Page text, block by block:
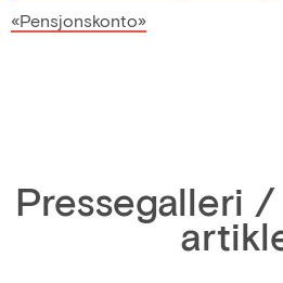
«Pensjonskonto»
Pressegalleri